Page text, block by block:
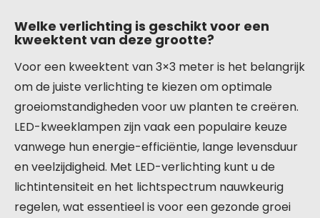
Welke verlichting is geschikt voor een
kweektent van deze grootte?
Voor een kweektent van 3×3 meter is het belangrijk
om de juiste verlichting te kiezen om optimale
groeiomstandigheden voor uw planten te creëren.
LED-kweeklampen zijn vaak een populaire keuze
vanwege hun energie-efficiëntie, lange levensduur
en veelzijdigheid. Met LED-verlichting kunt u de
lichtintensiteit en het lichtspectrum nauwkeurig
regelen, wat essentieel is voor een gezonde groei